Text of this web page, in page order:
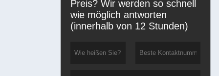
Preis? Wir werden so schnell
wie möglich antworten
(innerhalb von 12 Stunden)